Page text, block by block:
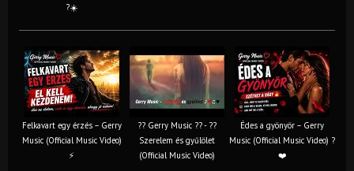
?☀️
Felkavart egy érzés – Gerry
Music (Official Music Video)
⚡
?? Gerry Music ?? - ??
Szerelem és gyűlölet
(Official Music Video)
Édes a gyönyör – Gerry
Music (Official Music Video) ?
❤️